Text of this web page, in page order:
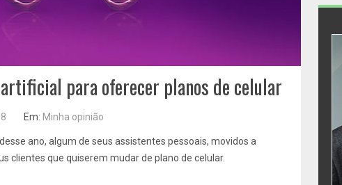
para oferecer planos de celular
Em: Minha opinião
ano, algum de seus assistentes pessoais, movidos a
clientes que quiserem mudar de plano de celular.